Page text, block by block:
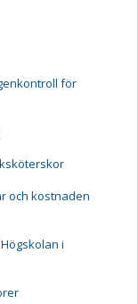
för
och kostnaden
i